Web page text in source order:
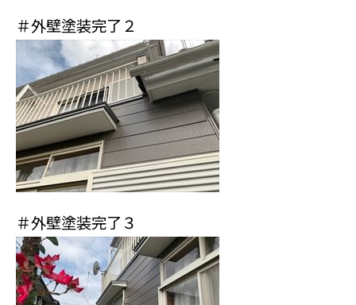
＃外壁塗装完了２
＃外壁塗装完了３